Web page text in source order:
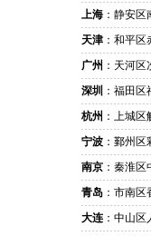
上海 ：静安
天津 ：和平
广州 ：天河
深圳 ：福田
杭州 ：上城
宁波 ：鄞州
南京 ：秦淮
青岛 ：市南
大连 ：中山